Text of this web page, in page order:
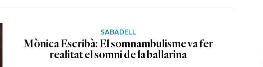
SABADELL
Mònica Escribà: El somnambulisme va fer
realitat el somni de la ballarina